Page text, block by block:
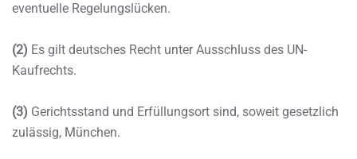
eventuelle Regelungslücken.
(2) Es gilt deutsches Recht unter Ausschluss des UN-
Kaufrechts.
(3) Gerichtsstand und Erfüllungsort sind, soweit gesetzlich
zulässig, München.